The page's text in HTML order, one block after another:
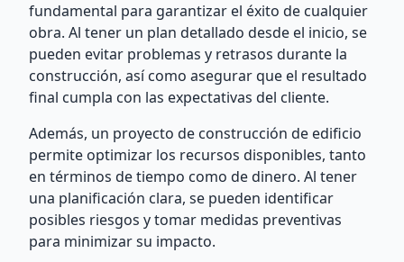
fundamental para garantizar el éxito de cualquier
obra. Al tener un plan detallado desde el inicio, se
pueden evitar problemas y retrasos durante la
construcción, así como asegurar que el resultado
final cumpla con las expectativas del cliente.
Además, un proyecto de construcción de edificio
permite optimizar los recursos disponibles, tanto
en términos de tiempo como de dinero. Al tener
una planificación clara, se pueden identificar
posibles riesgos y tomar medidas preventivas
para minimizar su impacto.